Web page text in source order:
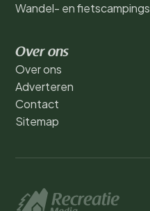
Wandel- en fietscampings
Over ons
Over ons
Adverteren
Contact
Sitemap